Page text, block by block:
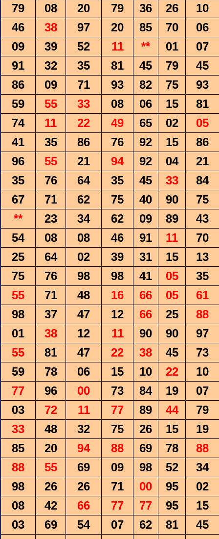
79
08 20 79 36 26
10
46
38 97 20 85 70
06
09
39 52 11 ** 01
07
91
32 35 81 45 79
45
86
09 71 93 82 75
93
59
55 33 08 06 15
81
74
11 22 49 65 02
05
41
35 86 76 92 15
86
96
55 21 94 92 04
21
35
76 64 35 45 33
84
67
71 62 75 40 90
75
**
23 34 62 09 89
43
54
08 08 46 91 11
70
25
64 02 39 31 15
13
75
76 98 98 41 05
35
55
71 48 16 66 05
61
98
37 47 12 66 25
88
01
38 12 11 90 90
97
55
81 47 22 38 45
73
59
78 06 15 10 22
10
77
96 00 73 84 19
07
03
72 11 77 89 44
79
33
48 32 75 26 15
19
85
20 94 88 69 78
88
88
55 69 09 98 52
34
98
26 26 71 00 95
02
08
42 66 77 77 95
15
03
69 54 07 62 81
45